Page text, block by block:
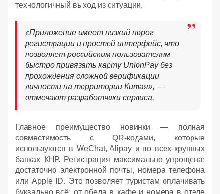
технологичный выход из ситуации.
«Приложение имеет низкий порог
регистрации и простой интерфейс, что
позволяет российским пользователям
быстро привязать карту UnionPay без
прохождения сложной верификации
личности на территории Китая», —
отмечают разработчики сервиса.
Главное преимущество новинки — полная
совместимость с QR-кодами, которые
используются в WeChat, Alipay и во всех крупных
банках КНР. Регистрация максимально упрощена:
достаточно электронной почты, номера телефона
или Apple ID. Это позволяет туристам оплачивать
буквально всё: от обеда в кафе и номера в отеле